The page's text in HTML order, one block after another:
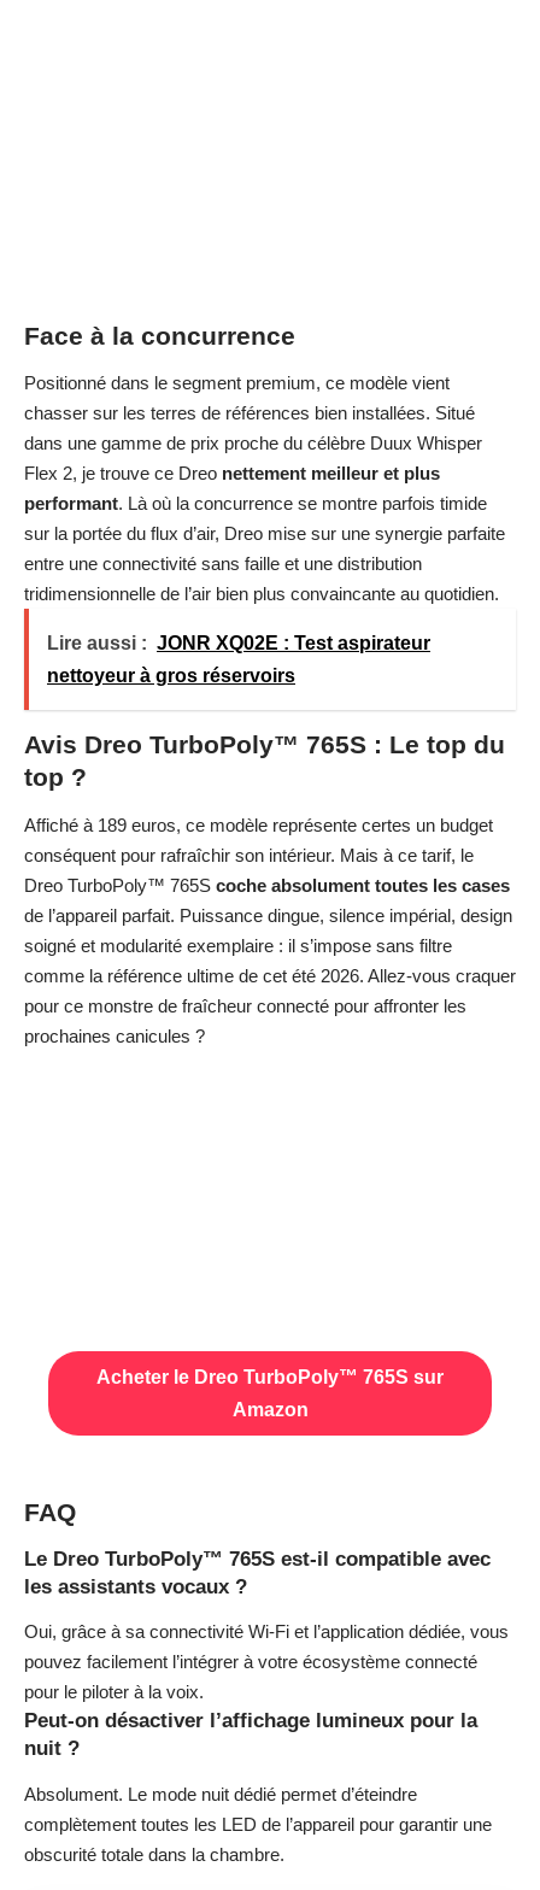
Face à la concurrence
Positionné dans le segment premium, ce modèle vient
chasser sur les terres de références bien installées. Situé
dans une gamme de prix proche du célèbre Duux Whisper
Flex 2, je trouve ce Dreo nettement meilleur et plus
performant. Là où la concurrence se montre parfois timide
sur la portée du flux d’air, Dreo mise sur une synergie parfaite
entre une connectivité sans faille et une distribution
tridimensionnelle de l’air bien plus convaincante au quotidien.
Lire aussi : JONR XQ02E : Test aspirateur
nettoyeur à gros réservoirs
Avis Dreo TurboPoly™ 765S : Le top du
top ?
Affiché à 189 euros, ce modèle représente certes un budget
conséquent pour rafraîchir son intérieur. Mais à ce tarif, le
Dreo TurboPoly™ 765S coche absolument toutes les cases
de l’appareil parfait. Puissance dingue, silence impérial, design
soigné et modularité exemplaire : il s’impose sans filtre
comme la référence ultime de cet été 2026. Allez-vous craquer
pour ce monstre de fraîcheur connecté pour affronter les
prochaines canicules ?
Acheter le Dreo TurboPoly™ 765S sur
Amazon
FAQ
Le Dreo TurboPoly™ 765S est-il compatible avec
les assistants vocaux ?
Oui, grâce à sa connectivité Wi-Fi et l’application dédiée, vous
pouvez facilement l’intégrer à votre écosystème connecté
pour le piloter à la voix.
Peut-on désactiver l’affichage lumineux pour la
nuit ?
Absolument. Le mode nuit dédié permet d’éteindre
complètement toutes les LED de l’appareil pour garantir une
obscurité totale dans la chambre.